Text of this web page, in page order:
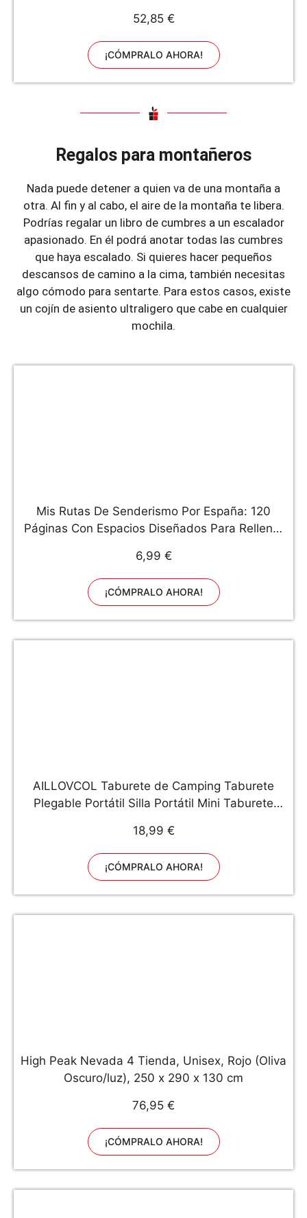
52,85 €
¡CÓMPRALO AHORA!
Regalos para montañeros
Nada puede detener a quien va de una montaña a
otra. Al fin y al cabo, el aire de la montaña te libera.
Podrías regalar un libro de cumbres a un escalador
apasionado. En él podrá anotar todas las cumbres
que haya escalado. Si quieres hacer pequeños
descansos de camino a la cima, también necesitas
algo cómodo para sentarte. Para estos casos, existe
un cojín de asiento ultraligero que cabe en cualquier
mochila.
Mis Rutas De Senderismo Por España: 120
Páginas Con Espacios Diseñados Para Rellenar
Vayas Realizando
6,99 €
¡CÓMPRALO AHORA!
AILLOVCOL Taburete de Camping Taburete
Plegable Portátil Silla Portátil Mini Taburete
Pesca Senderismo Jardinería y Playa
(Camuflaje)
18,99 €
¡CÓMPRALO AHORA!
High Peak Nevada 4 Tienda, Unisex, Rojo (Oliva
Oscuro/luz), 250 x 290 x 130 cm
76,95 €
¡CÓMPRALO AHORA!